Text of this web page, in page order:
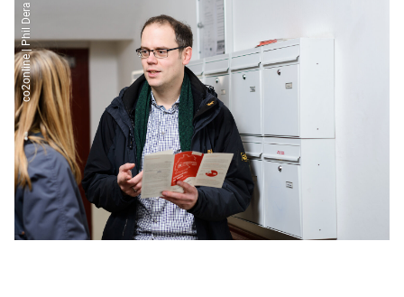
co2online | Phil Dera